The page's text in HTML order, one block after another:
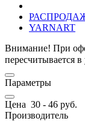
YARNART
Внимание! При
пересчитывается
Параметры
Цена 30 - 46 руб.
Производитель